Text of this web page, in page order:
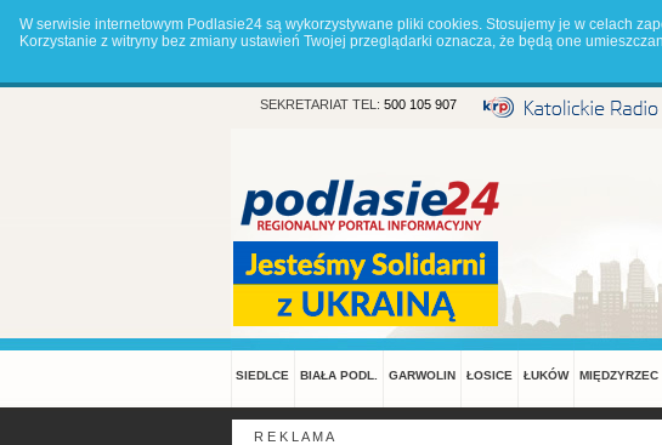
W serwisie internetowym Podlasie24 są wykorzystywane pliki cookies. Stosujemy je w celach
Korzystanie z witryny bez zmiany ustawień Twojej przeglądarki oznacza, że będą one
SEKRETARIAT TEL: 500 105 907
SIEDLCE BIAŁA PODL. GARWOLIN ŁOSICE ŁUKÓW MIĘDZYRZEC
R E K L A M A